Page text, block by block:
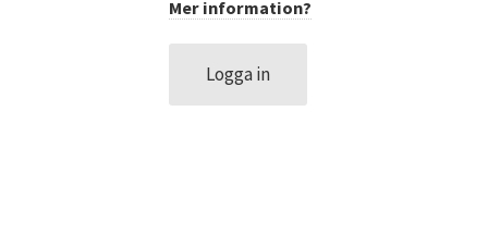
Mer information?
Logga in